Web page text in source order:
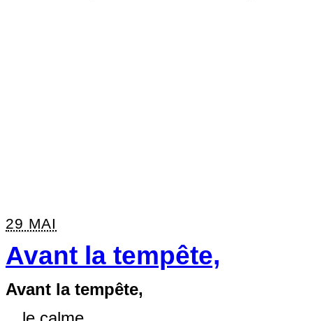
29 MAI
Avant la tempête,
Avant la tempête,